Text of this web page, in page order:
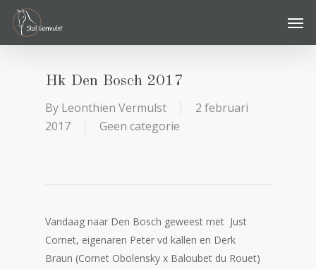
Skip
main
Hk Den Bosch 2017
By Leonthien Vermulst
2 februari
2017
Geen categorie
Vandaag naar Den Bosch geweest met Just
Cornet, eigenaren Peter vd kallen en Derk
Braun (Cornet Obolensky x Baloubet du Rouet)